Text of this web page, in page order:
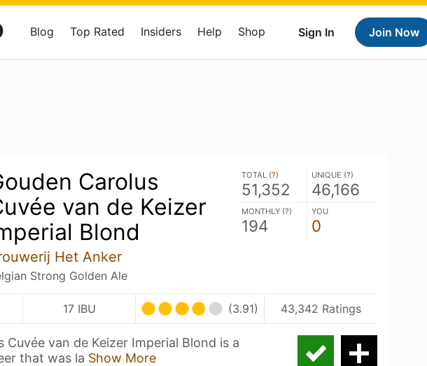
Sign In Join Now
Blog Top Rated Insiders Help Shop
Carolus
van de Keizer
Blond
Het Anker
Strong Golden Ale
TOTAL (?)
51,352
UNIQUE (?)
46,166
MONTHLY (?)
194
YOU
0
17 IBU (3.91) 43,342 Ratings
Cuvée van de Keizer Imperial Blond is a
that was la Show More